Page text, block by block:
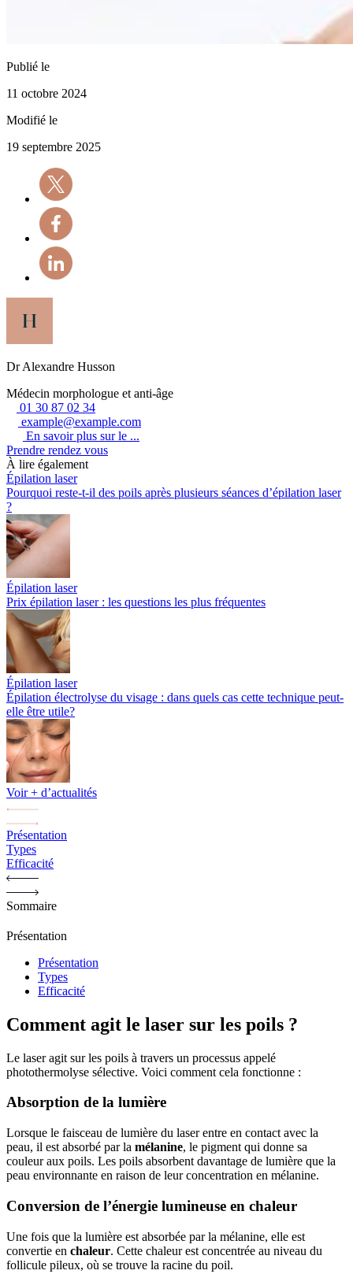
Publié le
11 octobre 2024
Modifié le
19 septembre 2025
Dr Alexandre Husson
Médecin morphologue et anti-âge
01 30 87 02 34
example@example.com
En savoir plus sur le ...
Prendre rendez vous
À lire également
Épilation laser
Pourquoi reste-t-il des poils après plusieurs séances d’épilation laser
?
Épilation laser
Prix épilation laser : les questions les plus fréquentes
Épilation laser
Épilation électrolyse du visage : dans quels cas cette technique peut-
elle être utile?
Voir + d’actualités
Présentation
Types
Efficacité
Sommaire
Présentation
Présentation
Types
Efficacité
Comment agit le laser sur les poils ?
Le laser agit sur les poils à travers un processus appelé
photothermolyse sélective. Voici comment cela fonctionne :
Absorption de la lumière
Lorsque le faisceau de lumière du laser entre en contact avec la
peau, il est absorbé par la mélanine, le pigment qui donne sa
couleur aux poils. Les poils absorbent davantage de lumière que la
peau environnante en raison de leur concentration en mélanine.
Conversion de l’énergie lumineuse en chaleur
Une fois que la lumière est absorbée par la mélanine, elle est
convertie en chaleur. Cette chaleur est concentrée au niveau du
follicule pileux, où se trouve la racine du poil.